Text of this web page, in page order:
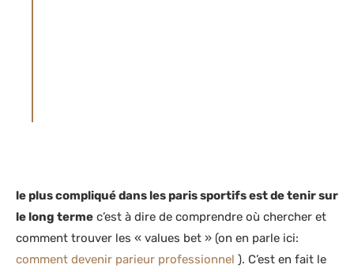
le plus compliqué dans les paris sportifs est de tenir sur
le long terme c’est à dire de comprendre où chercher et
comment trouver les « values bet » (on en parle ici:
comment devenir parieur professionnel ). C’est en fait le